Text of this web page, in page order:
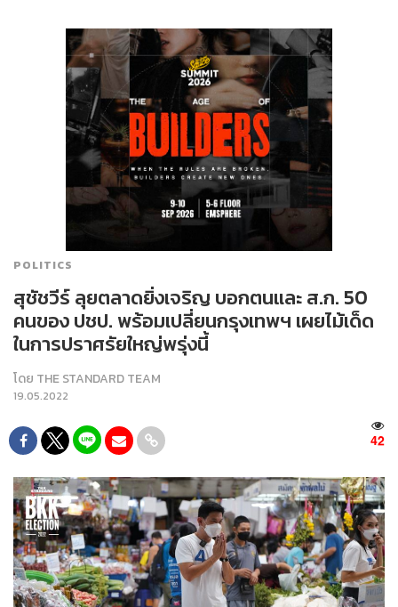
POLITICS
สุชัชวีร์ ลุยตลาดยิ่งเจริญ บอกตนและ ส.ก. 50
คนของ ปชป. พร้อมเปลี่ยนกรุงเทพฯ เผยไม้เด็ด
ในการปราศรัยใหญ่พรุ่งนี้
โดย THE STANDARD TEAM
19.05.2022
42